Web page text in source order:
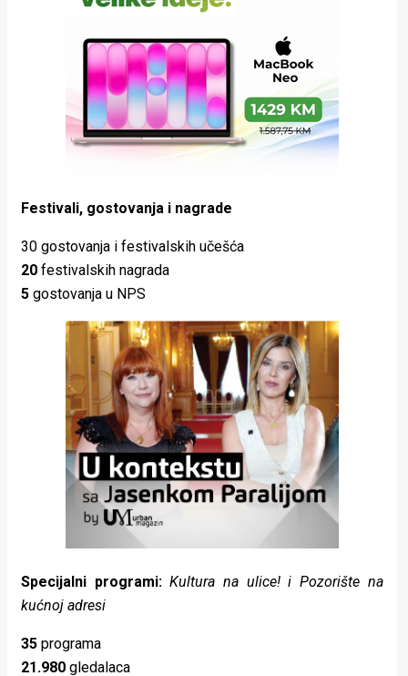
Festivali, gostovanja i nagrade
30 gostovanja i festivalskih učešća
20 festivalskih nagrada
5 gostovanja u NPS
Specijalni programi: Kultura na ulice! i Pozorište na
kućnoj adresi
35 programa
21.980 gledalaca